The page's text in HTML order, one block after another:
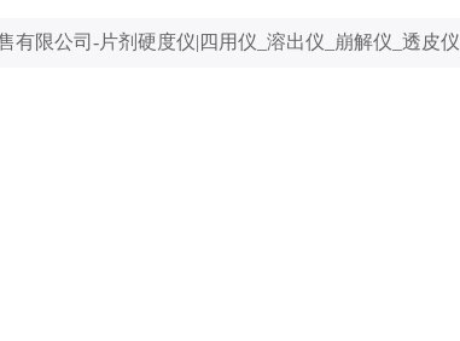
有限公司-片剂硬度仪|四用仪_溶出仪_崩解仪_透皮仪